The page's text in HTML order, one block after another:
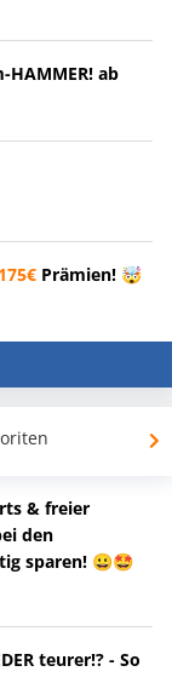
HAMMER! ab
175€ Prämien! 🤯
& freier
den
sparen! 😀🤩
teurer!? - So